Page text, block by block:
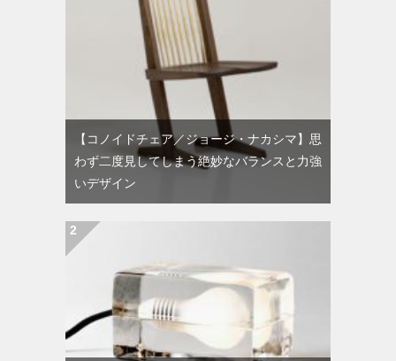
【コノイドチェア／ジョージ・ナカシマ】思
わず二度見してしまう絶妙なバランスと力強
いデザイン